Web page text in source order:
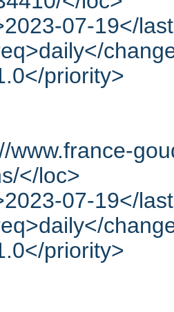
07-19</
priority>
www.france-
</loc>
07-19</
priority>